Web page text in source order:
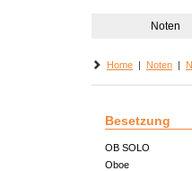
Noten
Home | Noten |
Besetzung
OB SOLO
Oboe